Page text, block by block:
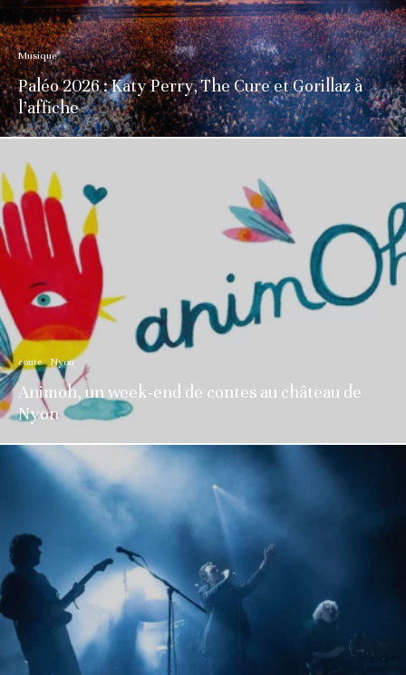
Musique
Paléo 2026 : Katy Perry, The Cure et Gorillaz à
l’affiche
conte Nyon
Animoh, un week-end de contes au château de
Nyon